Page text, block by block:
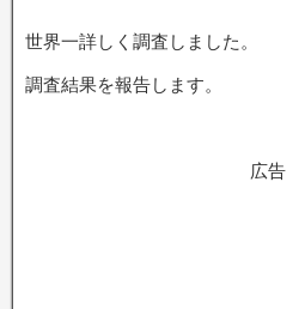
世界一詳しく調査しました。
調査結果を報告します。
広告